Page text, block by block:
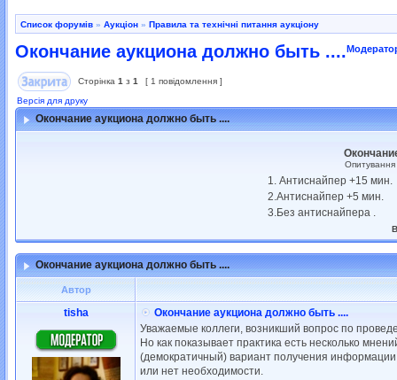
Список форумів » Аукціон » Правила та технічні питання аукціону
Окончание аукциона должно быть ....
Сторінка 1 з 1
[ 1 повідомлення ]
Версія для друку
Окончание аукциона должно быть ....
Опитування
1. Антиснайпер +15 мин.
2.Антиснайпер +5 мин.
3.Без антиснайпера .
Окончание аукциона должно быть ....
Автор
tisha
Окончание аукциона должно быть ....
Уважаемые коллеги, возникший вопрос по
Но как показывает практика есть несколько
(демократичный) вариант получения
или нет необходимости.